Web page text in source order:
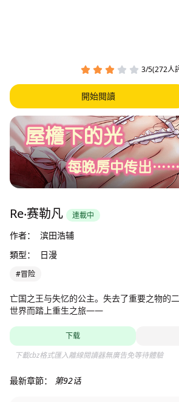
3/5(272人
開始閱讀
Re‧赛勒凡 連載中
作者：
滨田浩辅
類型：
日漫
#冒险
亡国之王与失忆的公主。失去了重要之物的
世界而踏上重生之旅——
下载
下載cbz格式匯入離線閱讀器無廣告免等待體驗
最新章節： 第92话